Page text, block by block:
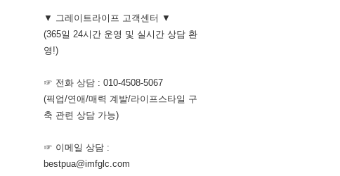
▼ 그레이트라이프 고객센터 ▼
(365일 24시간 운영 및 실시간 상담 환
영!)
☞ 전화 상담 : 010-4508-5067
(픽업/연애/매력 계발/라이프스타일 구
축 관련 상담 가능)
☞ 이메일 상담 :
bestpua@imfglc.com